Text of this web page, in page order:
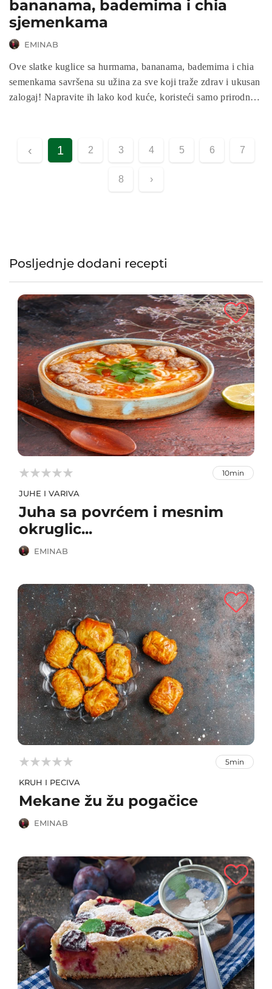
bananama, bademima i chia
sjemenkama
EMINAB
Ove slatke kuglice sa hurmama, bananama, bademima i chia
semenkama savršena su užina za sve koji traže zdrav i ukusan
zalogaj! Napravite ih lako kod kuće, koristeći samo prirodne
Ove hranljive kuglice možete ponijeti sa sobom ili uživati u
njima kod kuće, a sigurno će oduševiti cijelu porodicu!
‹ 1 2 3 4 5 6 7
8 ›
Posljednje dodani recepti


 10min
JUHE I VARIVA
Juha sa povrćem i mesnim
okruglic...
EMINAB


 5min
KRUH I PECIVA
Mekane žu žu pogačice
EMINAB